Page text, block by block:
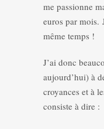
me passionne
euros par mois.
même temps !
J’ai donc
aujourd’hui) à
croyances et à
consiste à dire :